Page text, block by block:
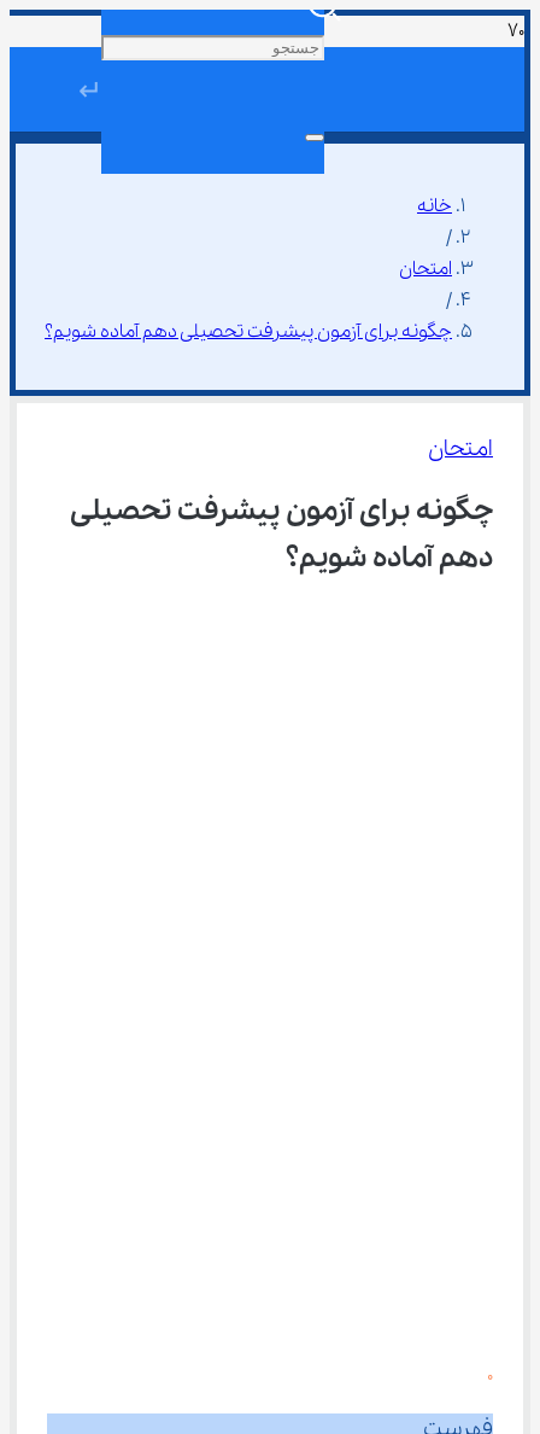
↵
خانه
/
امتحان
/
چگونه برای آزمون پیشرفت تحصیلی دهم آماده شویم؟
امتحان
چگونه برای آزمون پیشرفت تحصیلی
دهم آماده شویم؟
0